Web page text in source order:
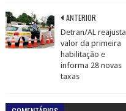
ANTERIOR
Detran/AL reajusta
valor da primeira
habilitação e
informa 28 novas
taxas